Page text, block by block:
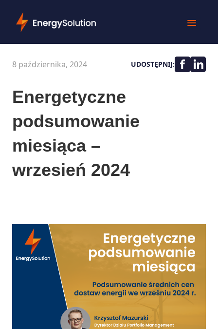
8 października, 2024 UDOSTĘPNIJ:
Energetyczne
podsumowanie
miesiąca –
wrzesień 2024